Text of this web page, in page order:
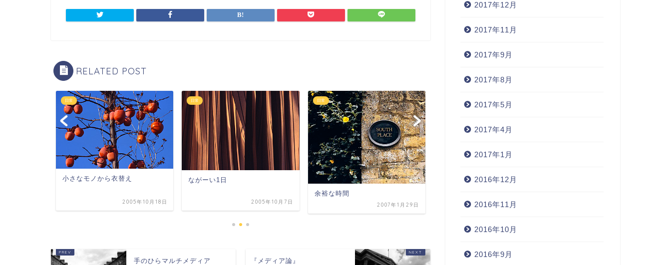
RELATED POST
日常
小さなモノから衣替え
2005年10月18日
日常
ながーい1日
2005年10月7日
日常
余裕な時間
2007年1月29日
小さなモノから衣替え
2005年10月18日
手のひらマルチメディア 『メディア論』
2017年12月
2017年11月
2017年9月
2017年8月
2017年5月
2017年4月
2017年1月
2016年12月
2016年11月
2016年10月
2016年9月